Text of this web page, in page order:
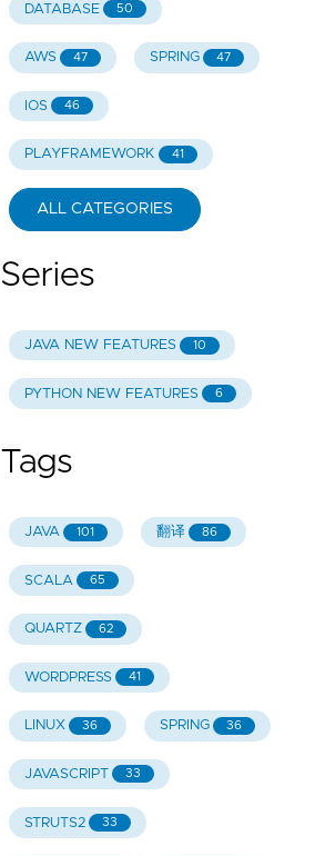
DATABASE 50
AWS 47 SPRING 47
IOS 46
PLAYFRAMEWORK 41
ALL CATEGORIES
Series
JAVA NEW FEATURES 10
PYTHON NEW FEATURES 6
Tags
JAVA 101 翻译 86
SCALA 65
QUARTZ 62
WORDPRESS 41
LINUX 36 SPRING 36
JAVASCRIPT 33
STRUTS2 33